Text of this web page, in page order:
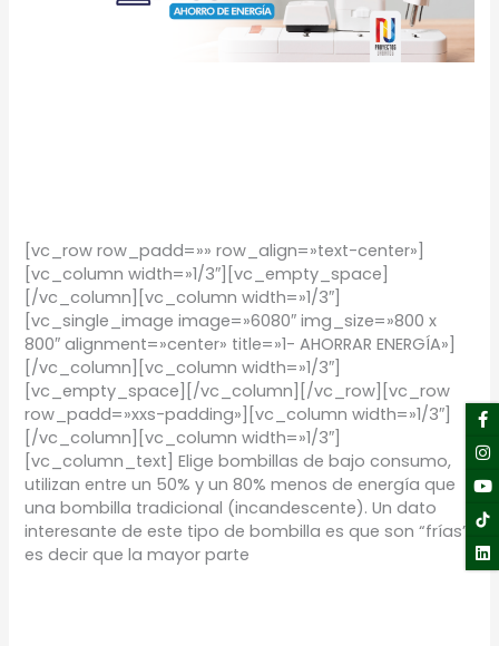
[vc_row row_padd=»» row_align=»text-center»]
[vc_column width=»1/3″][vc_empty_space]
[/vc_column][vc_column width=»1/3″]
[vc_single_image image=»6080″ img_size=»800 x
800″ alignment=»center» title=»1- AHORRAR ENERGÍA»]
[/vc_column][vc_column width=»1/3″]
[vc_empty_space][/vc_column][/vc_row][vc_row
row_padd=»xxs-padding»][vc_column width=»1/3″]
[/vc_column][vc_column width=»1/3″]
[vc_column_text] Elige bombillas de bajo consumo,
utilizan entre un 50% y un 80% menos de energía que
una bombilla tradicional (incandescente). Un dato
interesante de este tipo de bombilla es que son “frías”
es decir que la mayor parte
f